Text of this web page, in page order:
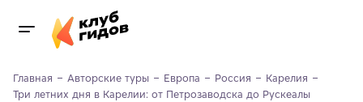
Главная Авторские туры Европа Россия
Карелия
Три летних дня в Карелии: от Петрозаводска до Рускеалы